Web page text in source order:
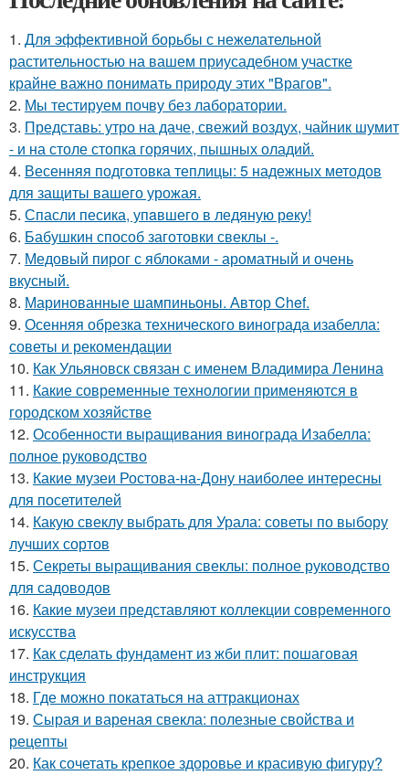
1. Для эффективной борьбы с нежелательной
растительностью на вашем приусадебном участке
крайне важно понимать природу этих "Врагов".
2. Мы тестируем почву без лаборатории.
3. Представь: утро на даче, свежий воздух, чайник шумит
- и на столе стопка горячих, пышных оладий.
4. Весенняя подготовка теплицы: 5 надежных методов
для защиты вашего урожая.
5. Спасли песика, упaвшего в ледяную рeку!
6. Бабушкин способ заготовки свеклы -.
7. Медовый пирог с яблоками - ароматный и очень
вкусный.
8. Маринованные шампиньоны. Автор Chef.
9. Осенняя обрезка технического винограда изабелла:
советы и рекомендации
10. Как Ульяновск связан с именем Владимира Ленина
11. Какие современные технологии применяются в
городском хозяйстве
12. Особенности выращивания винограда Изабелла:
полное руководство
13. Какие музеи Ростова-на-Дону наиболее интересны
для посетителей
14. Какую свеклу выбрать для Урала: советы по выбору
лучших сортов
15. Секреты выращивания свеклы: полное руководство
для садоводов
16. Какие музеи представляют коллекции современного
искусства
17. Как сделать фундамент из жби плит: пошаговая
инструкция
18. Где можно покататься на аттракционах
19. Сырая и вареная свекла: полезные свойства и
рецепты
20. Как сочетать крепкое здоровье и красивую фигуру?